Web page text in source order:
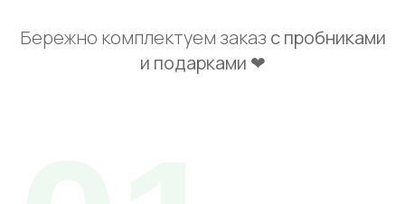
Бережно комплектуем заказ с пробниками
и подарками ❤